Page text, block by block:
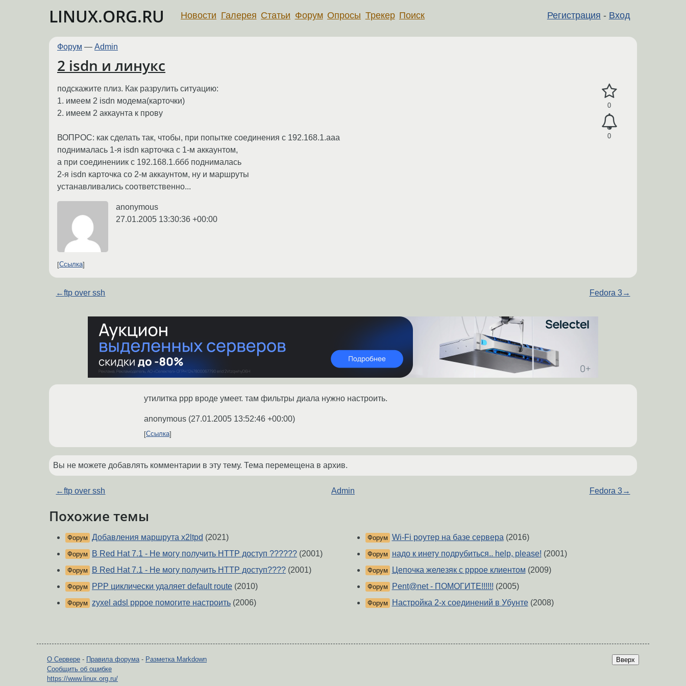
LINUX.ORG.RU Регистрация - Вход
Новости Галерея Статьи Форум Опросы Трекер Поиск
Форум — Admin
2 isdn и линукс
0
0
подскажите плиз. Как разрулить ситуацию:
1. имеем 2 isdn модема(карточки)
2. имеем 2 аккаунта к прову
ВОПРОС: как сделать так, чтобы, при попытке соединения с 192.168.1.ааа
поднималась 1-я isdn карточка с 1-м аккаунтом,
а при соединениик с 192.168.1.ббб поднималась
2-я isdn карточка со 2-м аккаунтом, ну и маршруты
устанавливались соответственно...
anonymous
27.01.2005 13:30:36 +00:00
Ссылка
←ftp over ssh Fedora 3→
утилитка ppp вроде умеет. там фильтры диала нужно настроить.
anonymous (27.01.2005 13:52:46 +00:00)
Ссылка
Вы не можете добавлять комментарии в эту тему. Тема перемещена в архив.
←ftp over ssh Admin Fedora 3→
Похожие темы
Форум Добавления маршрута x2ltpd (2021)
Форум B Red Hat 7.1 - Не могу получить HTTP доступ ?????? (2001)
Форум В Red Hat 7.1 - Не могу получить HTTP доступ???? (2001)
Форум PPP циклически удаляет default route (2010)
Форум zyxel adsl pppoe помогите настроить (2006)
Форум Wi-Fi роутер на базе сервера(2016)
Форум надо к инету подрубиться.. help, please! (2001)
Форум Цепочка железяк с pppoe клиентом (2009)
Форум Pent@net - ПОМОГИТЕ!!!!!! (2005)
Форум Настройка 2-х соединений в Убунте(2008)
Вверх
О Сервере - Правила форума- Разметка Markdown
Сообщить об ошибке
https://www.linux.org.ru/